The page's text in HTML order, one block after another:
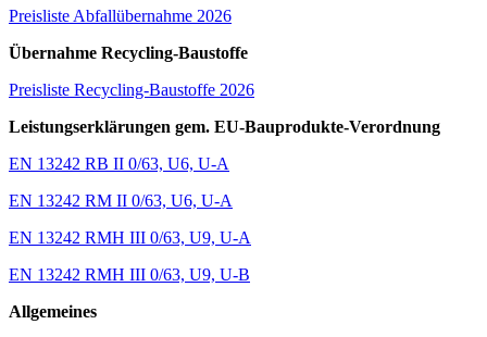
Preisliste Abfallübernahme 2026
Übernahme Recycling-Baustoffe
Preisliste Recycling-Baustoffe 2026
Leistungserklärungen gem. EU-Bauprodukte-Verordnung
EN 13242 RB II 0/63, U6, U-A
EN 13242 RM II 0/63, U6, U-A
EN 13242 RMH III 0/63, U9, U-A
EN 13242 RMH III 0/63, U9, U-B
Allgemeines